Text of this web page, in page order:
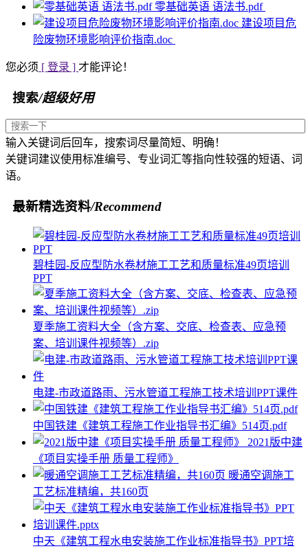
零基础英语 语法书.pdf
建设项目危
险废物环境影响评价指南.doc
您必须 [ 登录 ] 才能评论！
搜索/超级好用
输入关键词后回车，搜索词尽量简短、明确！
关键词建议使用标准编号、专业词汇等指向性较强的短语、词
语。
最新精选资料/Recommend
碧桂园-反应型防水卷材施工工艺和质量标准49页培训
PPT
夏季施工资料大全（含方案、交底、检查表、应急预
案、培训课件视频等）.zip
电建-市政道路雨、污水管道工程施工技术培训PPT课件
中国铁建《建筑工程施工作业指导书汇编》514页.pdf
2021版中建
《项目实操手册 质量工程师》
暖通空调施工
工艺标准精编，共160页
中天《建筑工程水电安装施工作业标准指导书》PPT培